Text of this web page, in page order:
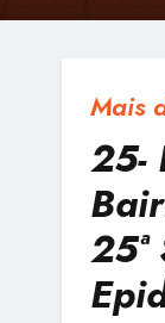
Mais
25-
25ª